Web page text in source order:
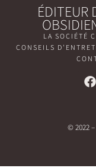
ÉDITEUR
LA SOCIÉTÉ
CONSEILS
© 2022 –